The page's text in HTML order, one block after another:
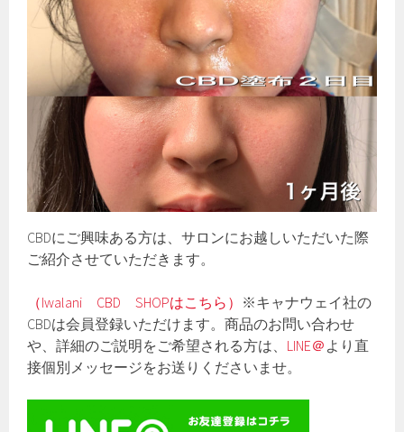
CBDにご興味ある方は、サロンにお越しいただいた際
ご紹介させていただきます。
（Iwalani CBD SHOPはこちら） ※キャナウェイ社の
CBDは会員登録いただけます。商品のお問い合わせ
や、詳細のご説明をご希望される方は、 LINE＠ より直
接個別メッセージをお送りくださいませ。